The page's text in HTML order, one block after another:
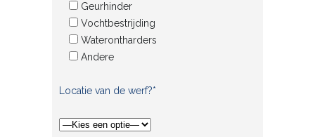
Geurhinder
Vochtbestrijding
Waterontharders
Andere
Locatie van de werf?*